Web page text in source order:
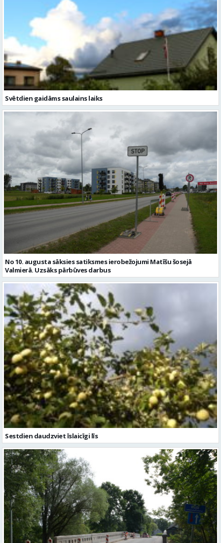
Svētdien gaidāms saulains laiks
No 10. augusta sāksies satiksmes ierobežojumi Matīšu šosejā
Valmierā. Uzsāks pārbūves darbus
Sestdien daudzviet īslaicīgi līs